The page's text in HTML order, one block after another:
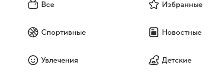
Все Избранные
Спортивные Новостные
Увлечения Детские